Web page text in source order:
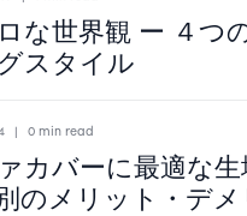
な世界観 ー ４つ
スタイル
| 0 min read
カバーに最適な生
のメリット・デメ